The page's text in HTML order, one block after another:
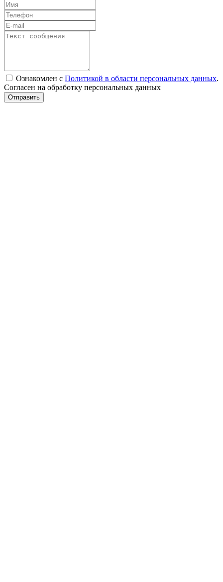
Ознакомлен с Политикой в области персональных данных.
Согласен на обработку персональных данных
Отправить